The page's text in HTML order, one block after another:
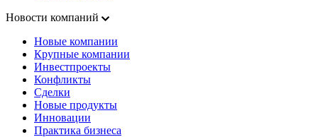
Новости компаний
Новые компании
Крупные компании
Инвестпроекты
Конфликты
Сделки
Новые продукты
Инновации
Практика бизнеса